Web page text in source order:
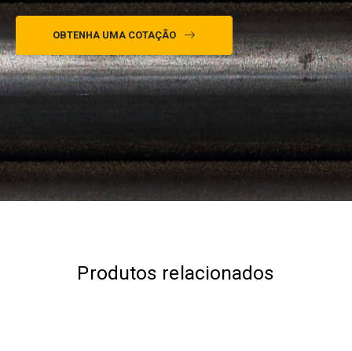
OBTENHA UMA COTAÇÃO
Produtos relacionados